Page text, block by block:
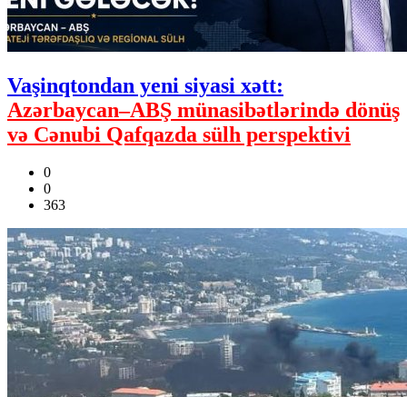
Vaşinqtondan yeni siyasi xətt:
Azərbaycan–ABŞ münasibətlərində dönüş
və Cənubi Qafqazda sülh perspektivi
0
0
363